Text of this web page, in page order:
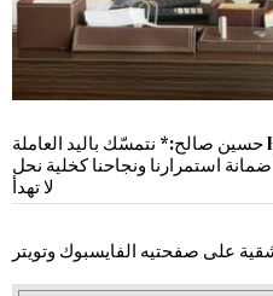
رئيس مجلس إدارة شركة HSC حسين صالح:* نتمسّك باليد العاملة
ضمانة استمرارنا ونجاحنا كخلية نحل
لا تهدأ
على صفحتيه الفايسبوك وتويتر